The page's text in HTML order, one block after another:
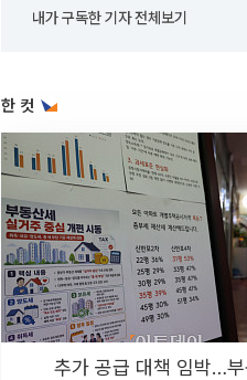
내가 구독한 기자 전체보기
한 컷
추가 공급 대책 임박…